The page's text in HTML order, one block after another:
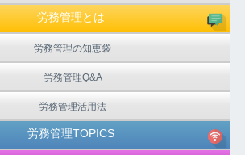
労務管理とは
労務管理の知恵袋
労務管理Q&A
労務管理活用法
労務管理TOPICS